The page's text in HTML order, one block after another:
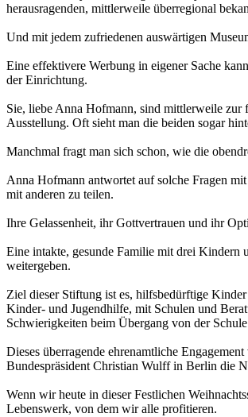
herausragenden, mittlerweile überregional
Und mit jedem zufriedenen auswärtigen
Eine effektivere Werbung in eigener Sache
der Einrichtung.
Sie, liebe Anna Hofmann, sind mittlerweile zur
Ausstellung. Oft sieht man die beiden sogar
Manchmal fragt man sich schon, wie die
Anna Hofmann antwortet auf solche Fragen
mit anderen zu teilen.
Ihre Gelassenheit, ihr Gottvertrauen und ihr
Eine intakte, gesunde Familie mit drei Kindern
weitergeben.
Ziel dieser Stiftung ist es, hilfsbedürftige
Kinder- und Jugendhilfe, mit Schulen und
Schwierigkeiten beim Übergang von der
Dieses überragende ehrenamtliche
Bundespräsident Christian Wulff in Berlin die
Wenn wir heute in dieser Festlichen
Lebenswerk, von dem wir alle profitieren.